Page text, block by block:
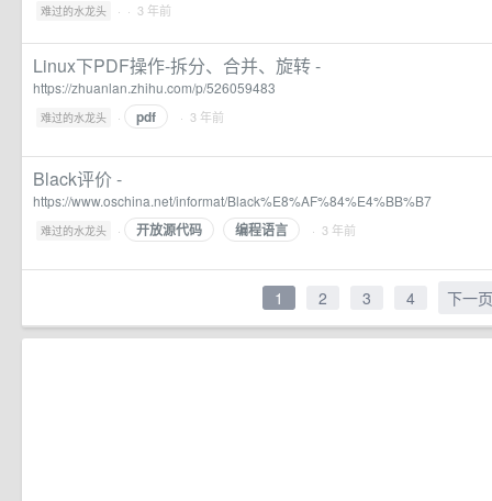
难过的水龙头 · · 3 年前
Linux下PDF操作-拆分、合并、旋转 -
https://zhuanlan.zhihu.com/p/526059483
难过的水龙头 · pdf · 3 年前
Black评价 -
https://www.oschina.net/informat/Black%E8%AF%84%E4%BB%B7
难过的水龙头 · 开放源代码 编程语言 · 3 年前
1 2 3 4 下一页